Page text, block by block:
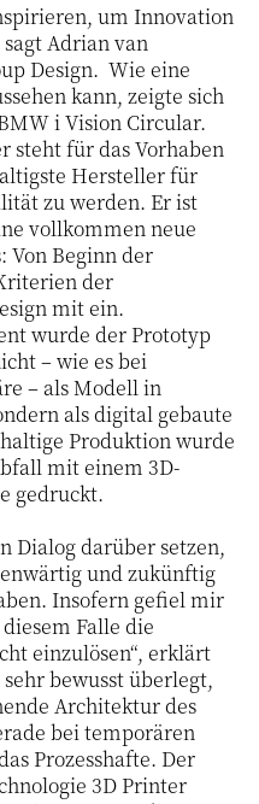
um Innovation
Adrian van
Design. Wie eine
kann, zeigte sich
i Vision Circular.
steht für das Vorhaben
Hersteller für
zu werden. Er ist
vollkommen neue
Von Beginn der
der
mit ein.
wurde der Prototyp
– wie es bei
– als Modell in
als digital gebaute
Produktion wurde
mit einem 3D-
gedruckt.
Dialog darüber setzen,
und zukünftig
Insofern gefiel mir
Falle die
einzulösen“, erklärt
bewusst überlegt,
Architektur des
bei temporären
Prozesshafte. Der
3D Printer